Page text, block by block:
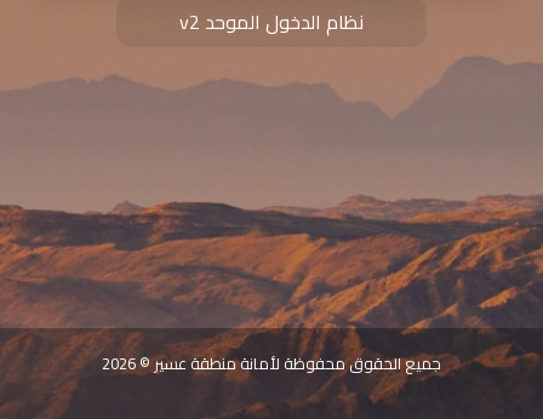
نظام الدخول الموحد v2
جميع الحقوق محفوظة لأمانة منطقة عسير © 2026